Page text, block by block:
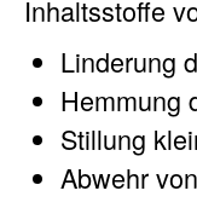
Inhaltsstoffe
Linderung
Hemmung
Stillung
Abwehr